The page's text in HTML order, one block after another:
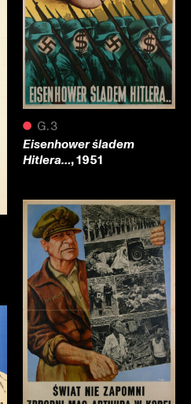
● G.3
Eisenhower śladem
Hitlera…, 1951